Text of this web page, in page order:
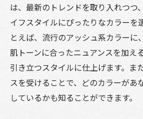
は、最新のトレンドを取り入れつつ
イフスタイルにぴったりなカラーを
とえば、流行のアッシュ系カラーに
肌トーンに合ったニュアンスを加え
引き立つスタイルに仕上げます。ま
スを受けることで、どのカラーがあ
しているかも知ることができます。